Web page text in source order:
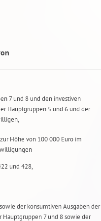
7 und 8 und den investiven
Hauptgruppen 5 und 6 und der
Höhe von 100 000 Euro im
und 428,
der konsumtiven Ausgaben der
Hauptgruppen 7 und 8 sowie der